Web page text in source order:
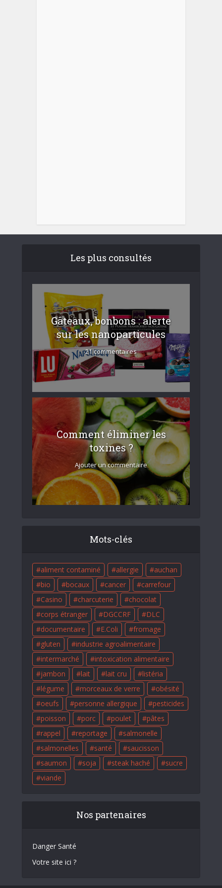
Les plus consultés
Gâteaux, bonbons : alerte
sur les nanoparticules
21 commentaires
Comment éliminer les
toxines ?
Ajouter un commentaire
Mots-clés
aliment contaminé allergie
auchan
bio
bocaux cancer
carrefour
Casino
charcuterie
chocolat
corps étranger
DGCCRF
DLC
documentaire
E.Coli
fromage
gluten
industrie agroalimentaire
intermarché
intoxication alimentaire
jambon
lait lait cru
listéria
légume
morceaux de verre
obésité
oeufs
personne allergique
pesticides
poisson
porc poulet
pâtes
rappel
reportage
salmonelle
salmonelles
santé
saucisson
saumon
soja steak haché
sucre
viande
Nos partenaires
Danger Santé
Votre site ici ?